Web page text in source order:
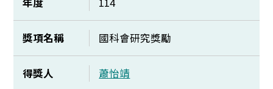
獎項名稱 國科會研究獎勵
得獎人 蕭怡靖